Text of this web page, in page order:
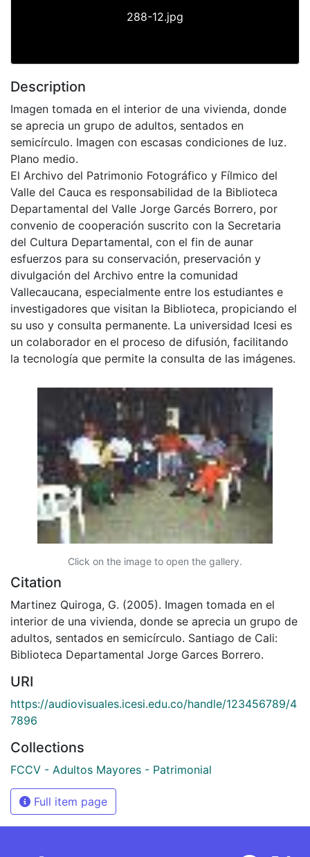
288-12.jpg
Description
Imagen tomada en el interior de una vivienda, donde
se aprecia un grupo de adultos, sentados en
semicírculo. Imagen con escasas condiciones de luz.
Plano medio.
El Archivo del Patrimonio Fotográfico y Fílmico del
Valle del Cauca es responsabilidad de la Biblioteca
Departamental del Valle Jorge Garcés Borrero, por
convenio de cooperación suscrito con la Secretaria
del Cultura Departamental, con el fin de aunar
esfuerzos para su conservación, preservación y
divulgación del Archivo entre la comunidad
Vallecaucana, especialmente entre los estudiantes e
investigadores que visitan la Biblioteca, propiciando el
su uso y consulta permanente. La universidad Icesi es
un colaborador en el proceso de difusión, facilitando
la tecnología que permite la consulta de las imágenes.
Click on the image to open the gallery.
Citation
Martinez Quiroga, G. (2005). Imagen tomada en el
interior de una vivienda, donde se aprecia un grupo de
adultos, sentados en semicírculo. Santiago de Cali:
Biblioteca Departamental Jorge Garces Borrero.
URI
https://audiovisuales.icesi.edu.co/handle/123456789/4
7896
Collections
FCCV - Adultos Mayores - Patrimonial
Full item page